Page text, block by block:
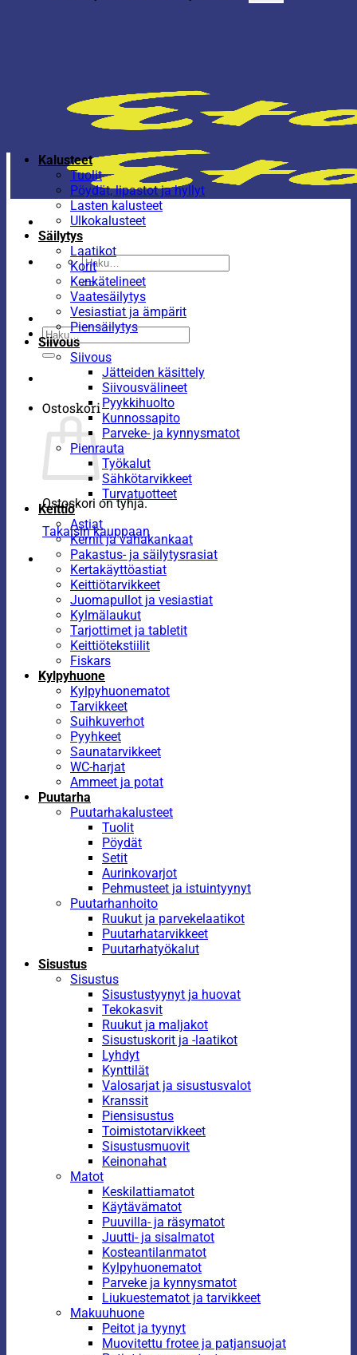
Etsi:
Etsi:
Ostoskori
Ostoskori on tyhjä.
Takaisin kauppaan
Kalusteet
Tuolit
Pöydät, lipastot ja hyllyt
Lasten kalusteet
Ulkokalusteet
Säilytys
Laatikot
Korit
Kenkätelineet
Vaatesäilytys
Vesiastiat ja ämpärit
Piensäilytys
Siivous
Siivous
Jätteiden käsittely
Siivousvälineet
Pyykkihuolto
Kunnossapito
Parveke- ja kynnysmatot
Pienrauta
Työkalut
Sähkötarvikkeet
Turvatuotteet
Keittiö
Astiat
Kernit ja vahakankaat
Pakastus- ja säilytysrasiat
Kertakäyttöastiat
Keittiötarvikkeet
Juomapullot ja vesiastiat
Kylmälaukut
Tarjottimet ja tabletit
Keittiötekstiilit
Fiskars
Kylpyhuone
Kylpyhuonematot
Tarvikkeet
Suihkuverhot
Pyyhkeet
Saunatarvikkeet
WC-harjat
Ammeet ja potat
Puutarha
Puutarhakalusteet
Tuolit
Pöydät
Setit
Aurinkovarjot
Pehmusteet ja istuintyynyt
Puutarhanhoito
Ruukut ja parvekelaatikot
Puutarhatarvikkeet
Puutarhatyökalut
Sisustus
Sisustus
Sisustustyynyt ja huovat
Tekokasvit
Ruukut ja maljakot
Sisustuskorit ja -laatikot
Lyhdyt
Kynttilät
Valosarjat ja sisustusvalot
Kranssit
Piensisustus
Toimistotarvikkeet
Sisustusmuovit
Keinonahat
Matot
Keskilattiamatot
Käytävämatot
Puuvilla- ja räsymatot
Juutti- ja sisalmatot
Kosteantilanmatot
Kylpyhuonematot
Parveke ja kynnysmatot
Liukuestematot ja tarvikkeet
Makuuhuone
Peitot ja tyynyt
Muovitettu frotee ja patjansuojat